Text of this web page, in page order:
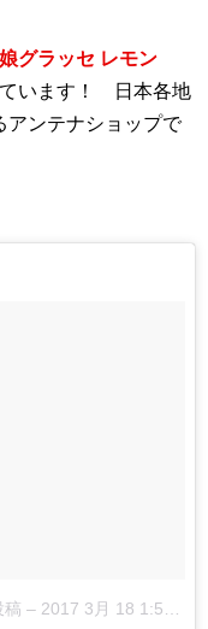
グラッセ レモン
ています！ 日本各地
アンテナショップで
稿 – 2017 3月 18 1:57午前 PDT